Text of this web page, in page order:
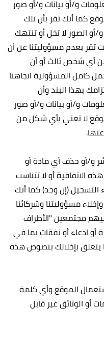
و/أو بيانات و/أو صور
كما أنك تقر بأن تلك
أو الصور لا تخل أو تنتهك
تقر بعدم مسؤوليتنا عن أن
أي شخص ثالث أو أن
كامل المسؤولية اتجاهنا
بهذا البند وأن
و/أو بيانات و/أو صور
لا تعني بأي شكل من
و/أو حذف أي مادة أو
الاتفاقية أو لا تتناسب
التسجيل (إن وجد) كما أنك
مسؤوليتنا وشركائنا
مجتمعين "الأطراف
أو ادعاء أو نفقات بما في
يتعلق بإخلالك بنصوص هذه
الموقع وأي كلمة
أو الوثائق غير قابل